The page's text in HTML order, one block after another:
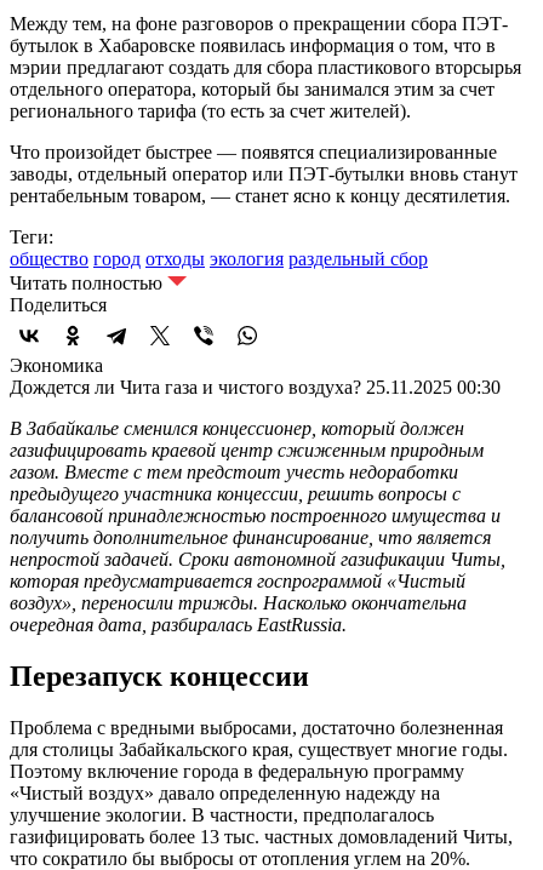
Между тем, на фоне разговоров о прекращении сбора ПЭТ-
бутылок в Хабаровске появилась информация о том, что в
мэрии предлагают создать для сбора пластикового вторсырья
отдельного оператора, который бы занимался этим за счет
регионального тарифа (то есть за счет жителей).
Что произойдет быстрее — появятся специализированные
заводы, отдельный оператор или ПЭТ-бутылки вновь станут
рентабельным товаром, — станет ясно к концу десятилетия.
Теги:
общество город отходы экология раздельный сбор
Читать полностью
Поделиться
Экономика
Дождется ли Чита газа и чистого воздуха? 25.11.2025 00:30
В Забайкалье сменился концессионер, который должен
газифицировать краевой центр сжиженным природным
газом. Вместе с тем предстоит учесть недоработки
предыдущего участника концессии, решить вопросы с
балансовой принадлежностью построенного имущества и
получить дополнительное финансирование, что является
непростой задачей. Сроки автономной газификации Читы,
которая предусматривается госпрограммой «Чистый
воздух», переносили трижды. Насколько окончательна
очередная дата, разбиралась EastRussia.
Перезапуск концессии
Проблема с вредными выбросами, достаточно болезненная
для столицы Забайкальского края, существует многие годы.
Поэтому включение города в федеральную программу
«Чистый воздух» давало определенную надежду на
улучшение экологии. В частности, предполагалось
газифицировать более 13 тыс. частных домовладений Читы,
что сократило бы выбросы от отопления углем на 20%.